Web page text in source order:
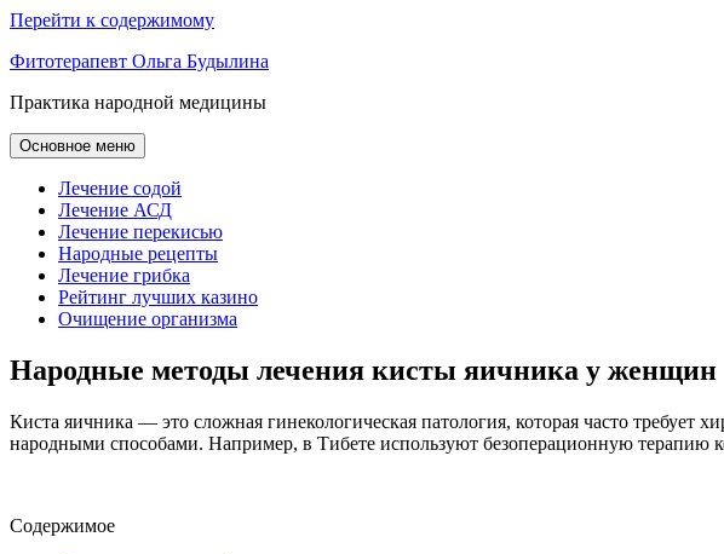
Перейти к содержимому
Фитотерапевт Ольга Будылина
Практика народной медицины
Основное меню
Лечение содой
Лечение АСД
Лечение перекисью
Народные рецепты
Лечение грибка
Рейтинг лучших казино
Очищение организма
Народные методы лечения кисты яичника у женщин
Киста яичника — это сложная гинекологическая патология, которая часто
народными способами. Например, в Тибете используют безоперационную терапию
Содержимое